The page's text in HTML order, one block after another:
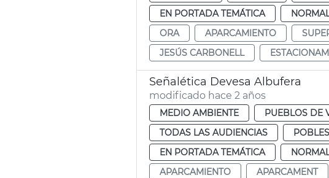
EN PORTADA TEMÁTICA
ORA
APARCAMIENTO
JESÚS CARBONELL
Señalética Devesa Albufera
modificado hace 2 años
MEDIO AMBIENTE PUEBLOS DE
TODAS LAS AUDIENCIAS
EN PORTADA TEMÁTICA
APARCAMIENTO
APARCAMENT